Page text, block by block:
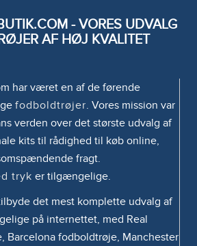
- VORES UDVALG
AF HØJ KVALITET
har været en af de førende
fodboldtrøjer. Vores mission var
verden over det største udvalg af
kits til rådighed til køb online,
fragt.
tryk er tilgængelige.
det mest komplette udvalg af
på internettet, med Real
Barcelona fodboldtrøje, Manchester